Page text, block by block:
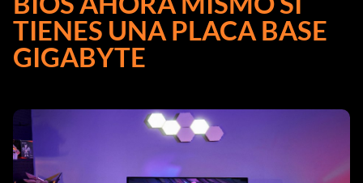
TIENES UNA PLACA BASE
GIGABYTE